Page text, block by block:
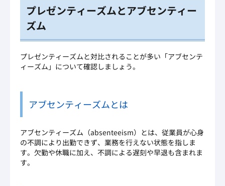
プレゼンティーズムとアブセンティー
ズム
プレゼンティーズムと対比されることが多い「アブセンテ
ィーズム」について確認しましょう。
アブセンティーズムとは
アブセンティーズム（absenteeism）とは、従業員が心身
の不調により出勤できず、業務を行えない状態を指しま
す。欠勤や休職に加え、不調による遅刻や早退も含まれま
す。